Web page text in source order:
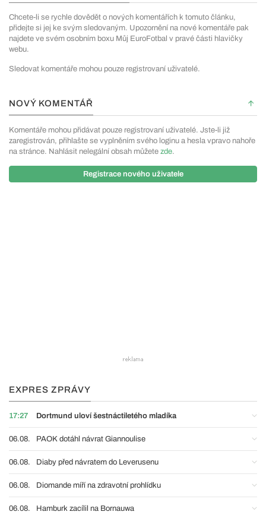
Chcete-li se rychle dovědět o nových komentářích k tomuto článku,
přidejte si jej ke svým sledovaným. Upozornění na nové komentáře pak
najdete ve svém osobním boxu Můj EuroFotbal v pravé části hlavičky
webu.
Sledovat komentáře mohou pouze registrovaní uživatelé.
NOVÝ KOMENTÁŘ
Komentáře mohou přidávat pouze registrovaní uživatelé. Jste-li již
zaregistrován, přihlašte se vyplněním svého loginu a hesla vpravo nahoře
na stránce. Nahlásit nelegální obsah můžete zde.
Registrace nového uživatele
EXPRES ZPRÁVY
17:27 Dortmund uloví šestnáctiletého mladíka
06.08. PAOK dotáhl návrat Giannoulise
06.08. Diaby před návratem do Leverusenu
06.08. Diomande míří na zdravotní prohlídku
06.08. Hamburk zacílil na Bornauwa